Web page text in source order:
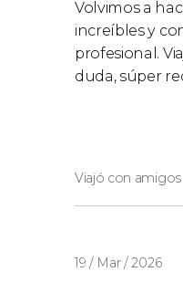
Volvimos a
increíbles y
profesional.
duda, súper
Viajó con amigos
19 / Mar / 2026